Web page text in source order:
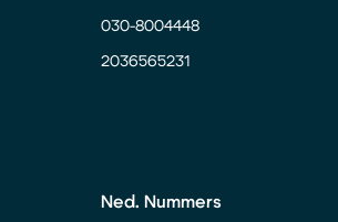
030-8004448
2036565231
Ned. Nummers